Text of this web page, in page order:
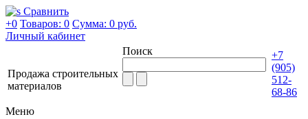
Сравнить
+0 Товаров: 0 Сумма: 0 руб.
Личный кабинет
Продажа строительных
материалов
Поиск
+7
(905)
512-
68-86
Меню